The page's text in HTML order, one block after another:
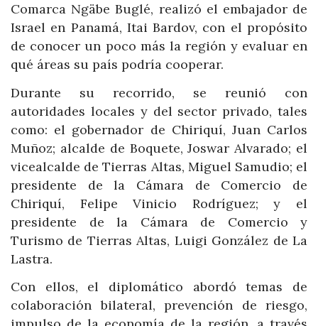
Comarca Ngäbe Buglé, realizó el embajador de
Israel en Panamá, Itai Bardov, con el propósito
de conocer un poco más la región y evaluar en
qué áreas su país podría cooperar.
Durante su recorrido, se reunió con
autoridades locales y del sector privado, tales
como: el gobernador de Chiriquí, Juan Carlos
Muñoz; alcalde de Boquete, Joswar Alvarado; el
vicealcalde de Tierras Altas, Miguel Samudio; el
presidente de la Cámara de Comercio de
Chiriquí, Felipe Vinicio Rodríguez; y el
presidente de la Cámara de Comercio y
Turismo de Tierras Altas, Luigi González de La
Lastra.
Con ellos, el diplomático abordó temas de
colaboración bilateral, prevención de riesgo,